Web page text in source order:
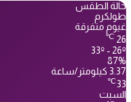
حالة الطقس
طولكرم
غيوم متفرقة
26
℃
33º - 26º
87%
3.37 كيلومتر/ساعة
33
℃
السبت